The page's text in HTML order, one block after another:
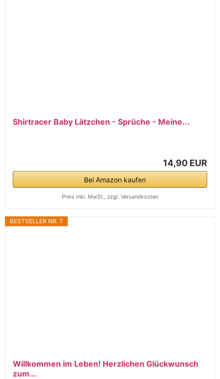
Shirtracer Baby Lätzchen - Sprüche - Meine...
14,90 EUR
Bei Amazon kaufen
Preis inkl. MwSt., zzgl. Versandkosten
BESTSELLER NR. 7
Willkommen im Leben! Herzlichen Glückwunsch
zum...